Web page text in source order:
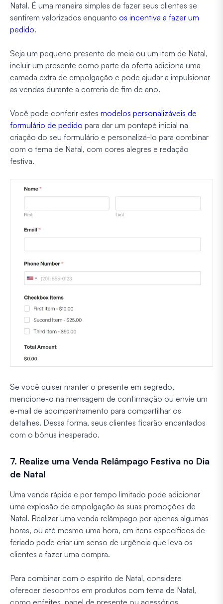
Natal. É uma maneira simples de fazer seus clientes se
sentirem valorizados enquanto os incentiva a fazer um
pedido.
Seja um pequeno presente de meia ou um item de Natal,
incluir um presente como parte da oferta adiciona uma
camada extra de empolgação e pode ajudar a impulsionar
as vendas durante a correria de fim de ano.
Você pode conferir estes modelos personalizáveis de
formulário de pedido para dar um pontapé inicial na
criação do seu formulário e personalizá-lo para combinar
com o tema de Natal, com cores alegres e redação
festiva.
Se você quiser manter o presente em segredo,
mencione-o na mensagem de confirmação ou envie um
e-mail de acompanhamento para compartilhar os
detalhes. Dessa forma, seus clientes ficarão encantados
com o bônus inesperado.
7. Realize uma Venda Relâmpago Festiva no Dia
de Natal
Uma venda rápida e por tempo limitado pode adicionar
uma explosão de empolgação às suas promoções de
Natal. Realizar uma venda relâmpago por apenas algumas
horas, ou até mesmo uma hora, em itens específicos de
feriado pode criar um senso de urgência que leva os
clientes a fazer uma compra.
Para combinar com o espírito de Natal, considere
oferecer descontos em produtos com tema de Natal,
como enfeites, papel de presente ou acessórios